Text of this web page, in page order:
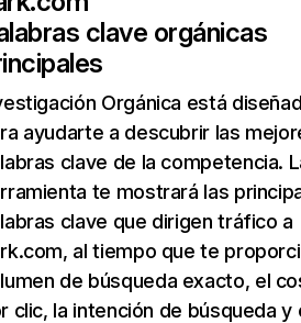
clave orgánicas
Orgánica está
ayudarte a descubrir las
clave de la competencia.
te mostrará las
clave que dirigen tráfico a
al tiempo que te
de búsqueda exacto, el
clic, la intención de búsqueda y